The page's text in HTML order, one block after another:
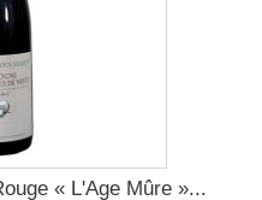
« L'Age Mûre »...